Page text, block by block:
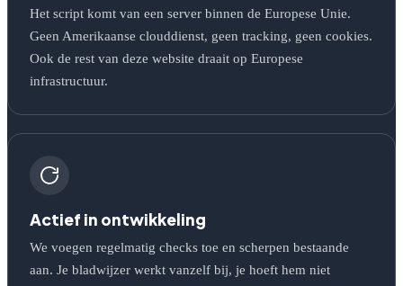
Het script komt van een server binnen de Europese Unie.
Geen Amerikaanse clouddienst, geen tracking, geen cookies.
Ook de rest van deze website draait op Europese
infrastructuur.
Actief in ontwikkeling
We voegen regelmatig checks toe en scherpen bestaande
aan. Je bladwijzer werkt vanzelf bij, je hoeft hem niet